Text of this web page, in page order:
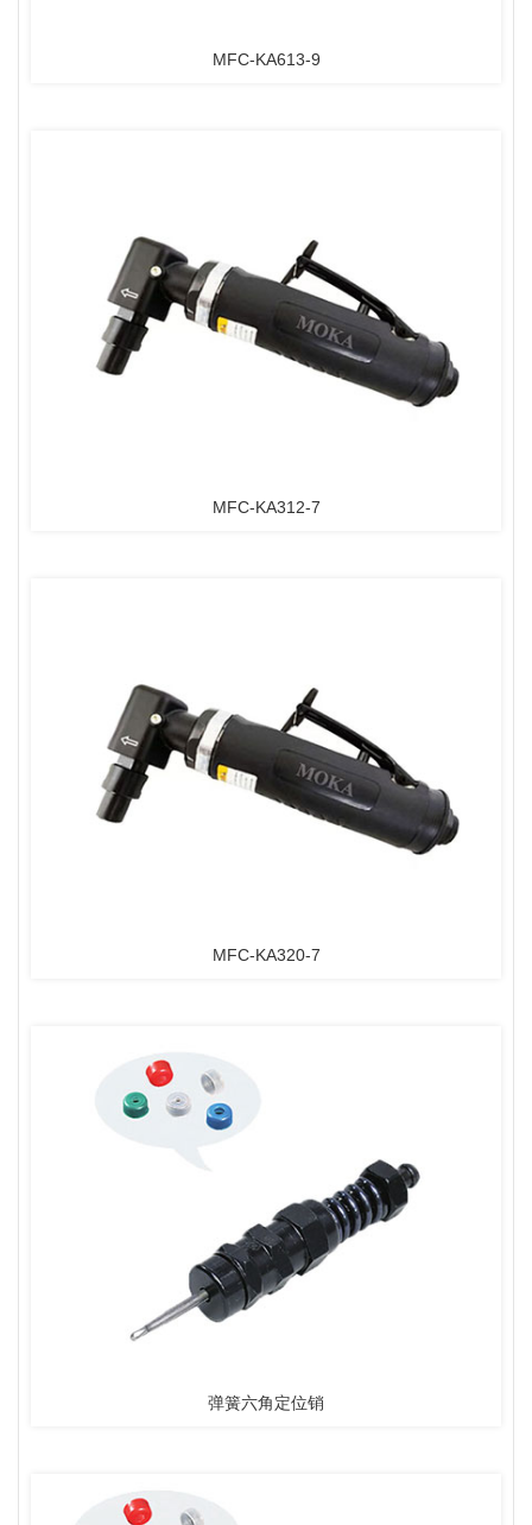
MFC-KA613-9
MFC-KA312-7
MFC-KA320-7
弹簧六角定位销